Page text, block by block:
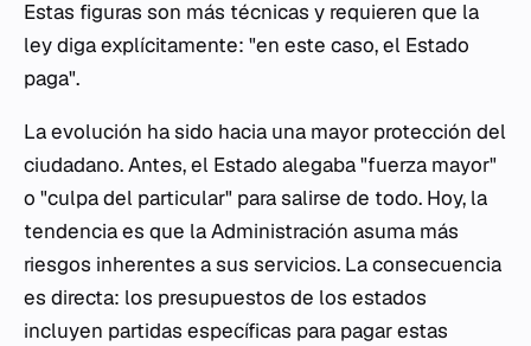
Estas figuras son más técnicas y requieren que la
ley diga explícitamente: "en este caso, el Estado
paga".
La evolución ha sido hacia una mayor protección del
ciudadano. Antes, el Estado alegaba "fuerza mayor"
o "culpa del particular" para salirse de todo. Hoy, la
tendencia es que la Administración asuma más
riesgos inherentes a sus servicios. La consecuencia
es directa: los presupuestos de los estados
incluyen partidas específicas para pagar estas